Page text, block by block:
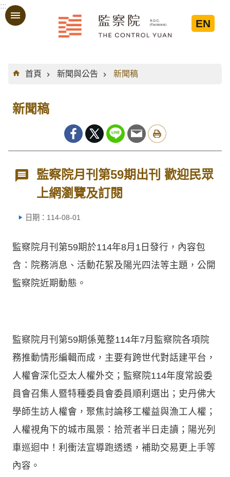
跳到主要內容區塊
:::
EN
:::
首頁
新聞與公告 新聞稿
新聞稿
監察院月刊第59期出刊 歡迎民眾
上網瀏覽及訂閱
日期：114-08-01
監察院月刊第59期於114年8月1日發行，內容包
含：院務消息、活動花絮及陽光四法等主題，公開
監察院近期動態。
監察院月刊第59期係蒐整114年7月監察院各項院
務推動情形編輯而成，主要有跨世代對話建平台，
人權會深化亞太人權外交；監察院114年度常設委
員會召集人暨特種委員會委員順利選出；史丹佛大
學師生訪人權會，聚焦討論移工權益與漁工人權；
人權視角下的城市風景：拾荒者半日走讀；陽光列
車巡迴中！利衝法宣導跑透透，補助交易更上手等
內容。